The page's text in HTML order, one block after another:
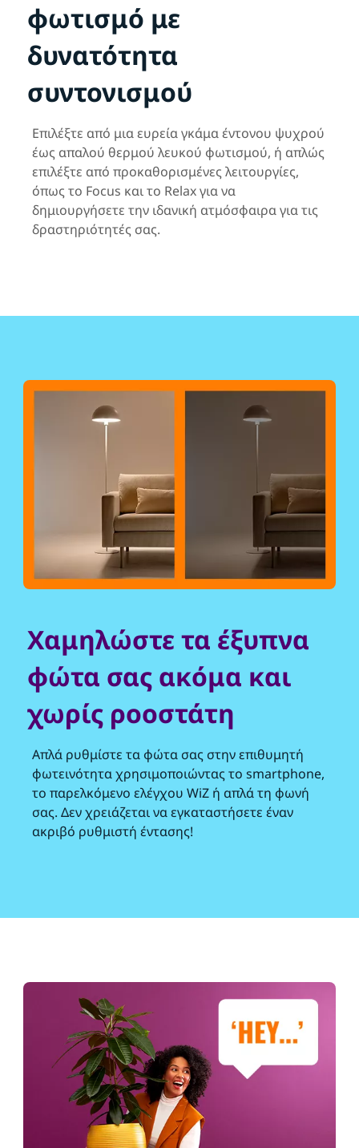
φωτισμό με
δυνατότητα
συντονισμού
Επιλέξτε από μια ευρεία γκάμα έντονου ψυχρού
έως απαλού θερμού λευκού φωτισμού, ή απλώς
επιλέξτε από προκαθορισμένες λειτουργίες,
όπως το Focus και το Relax για να
δημιουργήσετε την ιδανική ατμόσφαιρα για τις
δραστηριότητές σας.
Χαμηλώστε τα έξυπνα
φώτα σας ακόμα και
χωρίς ροοστάτη
Απλά ρυθμίστε τα φώτα σας στην επιθυμητή
φωτεινότητα χρησιμοποιώντας το smartphone,
το παρελκόμενο ελέγχου WiZ ή απλά τη φωνή
σας. Δεν χρειάζεται να εγκαταστήσετε έναν
ακριβό ρυθμιστή έντασης!